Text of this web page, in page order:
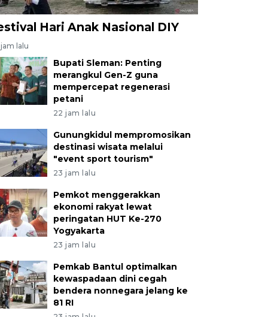
Hari Anak Nasional DIY
lalu
Bupati Sleman: Penting
merangkul Gen-Z guna
mempercepat regenerasi
petani
22 jam lalu
Gunungkidul mempromosikan
destinasi wisata melalui
"event sport tourism"
23 jam lalu
Pemkot menggerakkan
ekonomi rakyat lewat
peringatan HUT Ke-270
Yogyakarta
23 jam lalu
Pemkab Bantul optimalkan
kewaspadaan dini cegah
bendera nonnegara jelang ke
81 RI